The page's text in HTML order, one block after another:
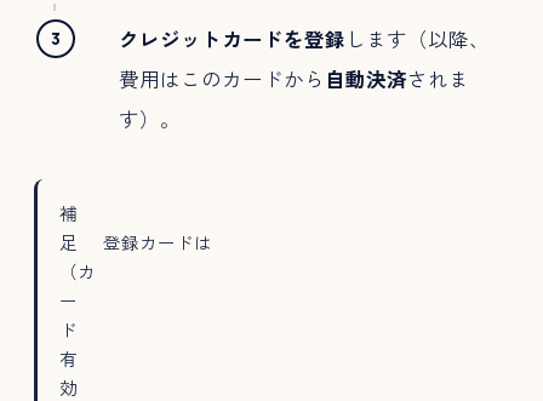
クレジットカードを登録 します（以降、
費用はこのカードから 自動決済されま
す）。
補
足
（カ
ー
ド
有
効
登録カードは